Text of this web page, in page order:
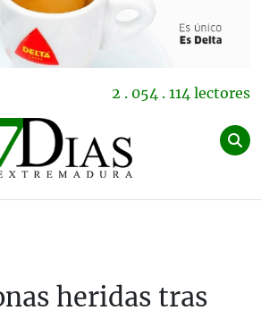
2 . 054 . 114 lectores
heridas tras